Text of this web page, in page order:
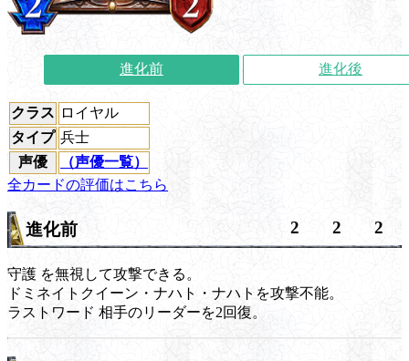
進化前 進化後
クラス ロイヤル
タイプ 兵士
声優
（声優一覧）
全カードの評価はこちら
進化前 2 2 2
守護 を無視して攻撃できる。
ドミネイトクイーン・ナハト・ナハトを攻撃不能。
ラストワード 相手のリーダーを2回復。